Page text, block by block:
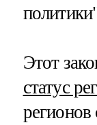
Этот
статус